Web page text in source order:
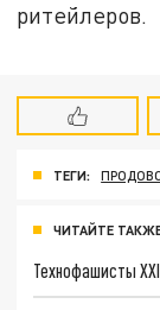
ритейлеров.
ТЕГИ:
ЧИТАЙТЕ
Технофашисты